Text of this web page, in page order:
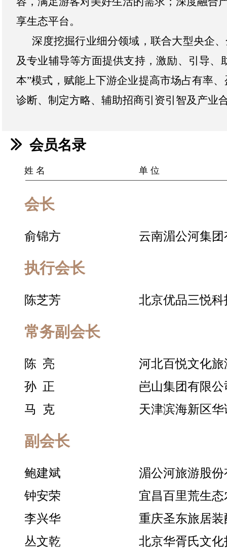
享生态平台。
深度挖掘行业细分领域，联合大型央企、
及专业辅导等方面提供支持，激励、引导、
本”模式，赋能上下游企业提高市场占有率
诊断、制定方略、辅助招商引资引智及产业
会员名录
ꅀ
姓 名 单 位
会长
俞锦方 云南湄公河集
执行会长
陈芝芳 北京优品三悦
常务副会长
陈 亮
河北百悦文化
孙 正
岜山集团有限公
马 克
天津滨海新区
副会长
鲍建斌
湄公河旅游股
钟安荣
宜昌百里荒生
李兴华
重庆圣东旅居
丛文乾
北京华胥氏文